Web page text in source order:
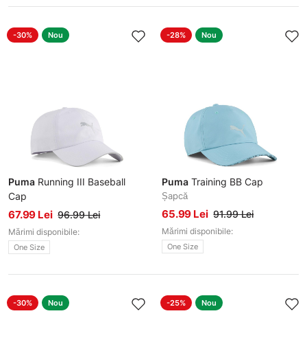
-30% Nou
Puma Running III Baseball
Cap
Șapcă
67.99 Lei 96.99 Lei
Mărimi disponibile:
One Size
-28% Nou
Puma Training BB Cap
Șapcă
65.99 Lei 91.99 Lei
Mărimi disponibile:
One Size
-30% Nou -25% Nou